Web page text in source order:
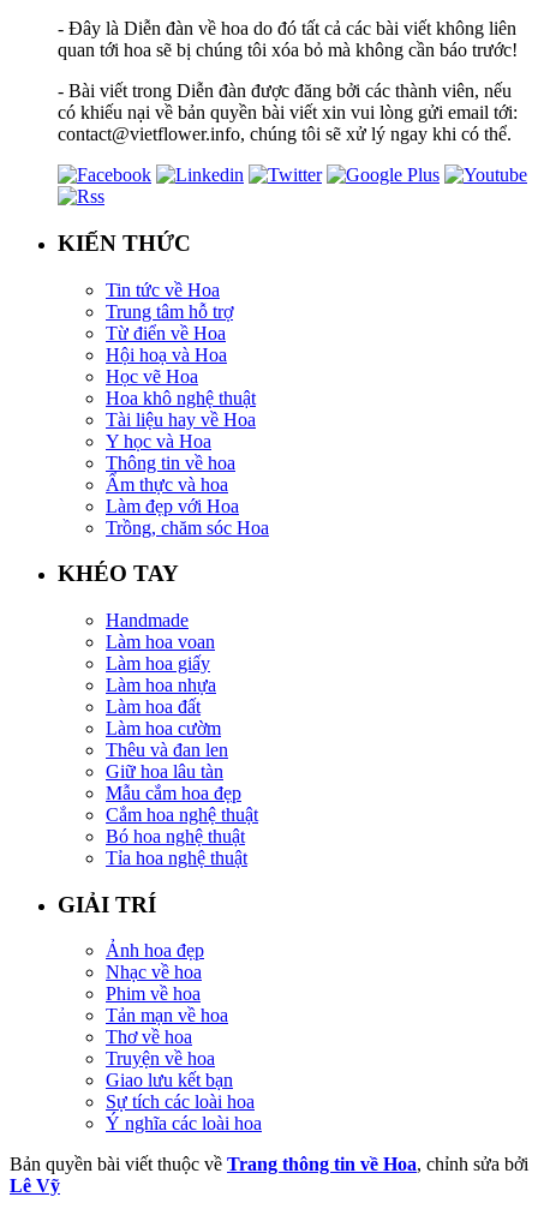
- Đây là Diễn đàn về hoa do đó tất cả các bài viết không liên
quan tới hoa sẽ bị chúng tôi xóa bỏ mà không cần báo trước!
- Bài viết trong Diễn đàn được đăng bởi các thành viên, nếu
có khiếu nại về bản quyền bài viết xin vui lòng gửi email tới:
contact@vietflower.info, chúng tôi sẽ xử lý ngay khi có thể.
KIẾN THỨC
Tin tức về Hoa
Trung tâm hỗ trợ
Từ điển về Hoa
Hội hoạ và Hoa
Học vẽ Hoa
Hoa khô nghệ thuật
Tài liệu hay về Hoa
Y học và Hoa
Thông tin về hoa
Ẩm thực và hoa
Làm đẹp với Hoa
Trồng, chăm sóc Hoa
KHÉO TAY
Handmade
Làm hoa voan
Làm hoa giấy
Làm hoa nhựa
Làm hoa đất
Làm hoa cườm
Thêu và đan len
Giữ hoa lâu tàn
Mẫu cắm hoa đẹp
Cắm hoa nghệ thuật
Bó hoa nghệ thuật
Tỉa hoa nghệ thuật
GIẢI TRÍ
Ảnh hoa đẹp
Nhạc về hoa
Phim về hoa
Tản mạn về hoa
Thơ về hoa
Truyện về hoa
Giao lưu kết bạn
Sự tích các loài hoa
Ý nghĩa các loài hoa
Bản quyền bài viết thuộc về Trang thông tin về Hoa, chỉnh sửa bởi
Lê Vỹ